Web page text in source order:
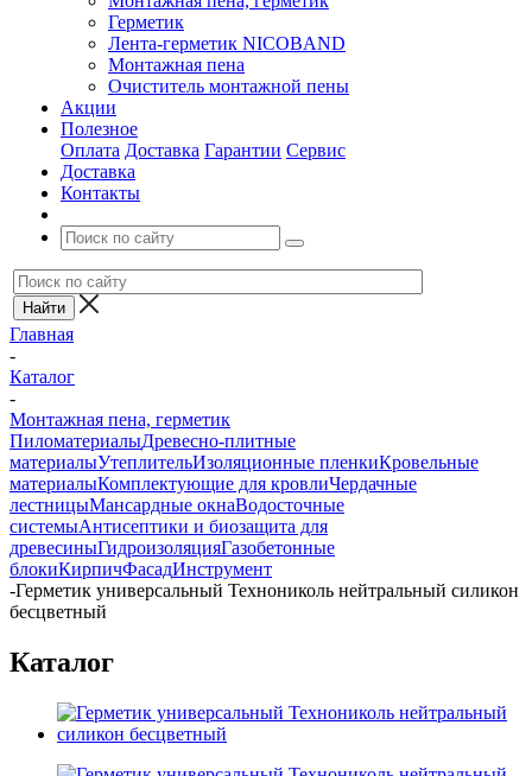
Герметик
Лента-герметик NICOBAND
Монтажная пена
Очиститель монтажной пены
Акции
Полезное
Оплата Доставка Гарантии Сервис
Доставка
Контакты
Главная
-
Каталог
-
Монтажная пена, герметик
ПиломатериалыДревесно-плитные
материалыУтеплительИзоляционные пленкиКровельные
материалыКомплектующие для кровлиЧердачные
лестницыМансардные окнаВодосточные
системыАнтисептики и биозащита для
древесиныГидроизоляцияГазобетонные
блокиКирпичФасадИнструмент
-Герметик универсальный Технониколь нейтральный силикон
бесцветный
Каталог